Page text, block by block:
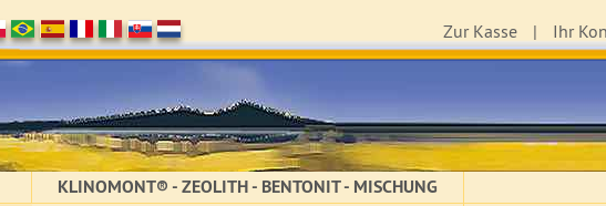
Zur Kasse Ihr
KLINOMONT® - ZEOLITH - BENTONIT - MISCHUNG